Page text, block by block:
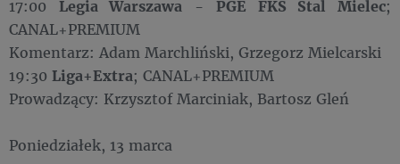
17:00 Legia Warszawa - PGE FKS Stal Mielec;
CANAL+PREMIUM
Komentarz: Adam Marchliński, Grzegorz Mielcarski
19:30 Liga+Extra; CANAL+PREMIUM
Prowadzący: Krzysztof Marciniak, Bartosz Gleń
Poniedziałek, 13 marca